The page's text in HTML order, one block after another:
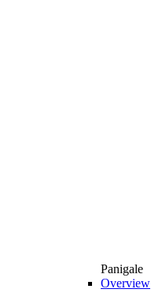
Panigale
Overview